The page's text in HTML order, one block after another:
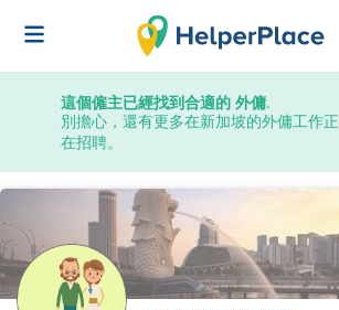
這個僱主已經找到合適的 外傭.
別擔心，還有更多在新加坡的外傭工作正
在招聘。